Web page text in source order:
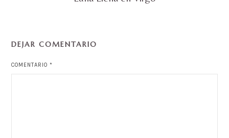
DEJAR COMENTARIO
COMENTARIO*